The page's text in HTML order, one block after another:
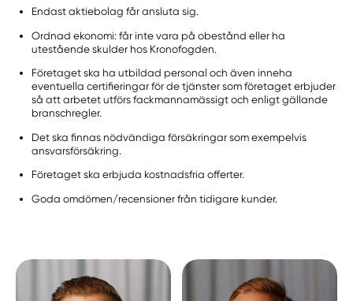
Endast aktiebolag får ansluta sig.
Ordnad ekonomi: får inte vara på obestånd eller ha
utestående skulder hos Kronofogden.
Företaget ska ha utbildad personal och även inneha
eventuella certifieringar för de tjänster som företaget erbjuder
så att arbetet utförs fackmannamässigt och enligt gällande
branschregler.
Det ska finnas nödvändiga försäkringar som exempelvis
ansvarsförsäkring.
Företaget ska erbjuda kostnadsfria offerter.
Goda omdömen/recensioner från tidigare kunder.